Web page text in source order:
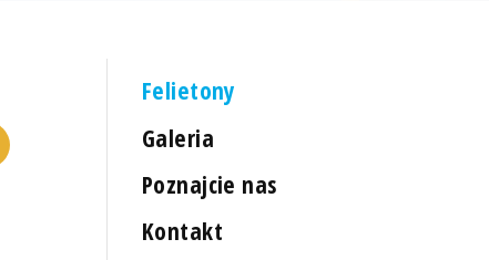
Felietony
Galeria
Poznajcie nas
Kontakt